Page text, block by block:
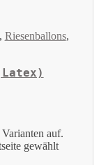
Riesenballons,
auf.
gewählt